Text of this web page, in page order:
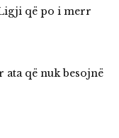
që po i merr
që nuk besojnë